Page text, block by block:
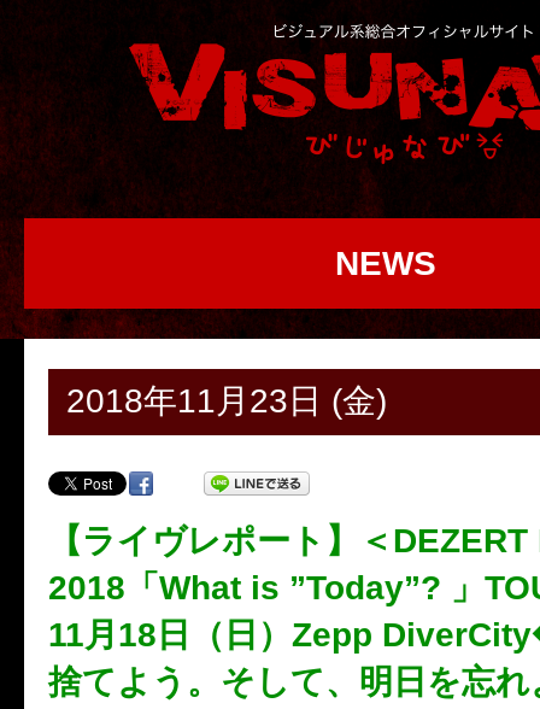
NEWS
2018年11月23日 (金)
【ライヴレポート】＜
2018「What is ”Today”? 」
11月18日（日）Zepp
捨てよう。そして、明日を忘れ